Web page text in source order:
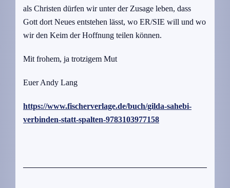
als Christen dürfen wir unter der Zusage leben, dass
Gott dort Neues entstehen lässt, wo ER/SIE will und wo
wir den Keim der Hoffnung teilen können.
Mit frohem, ja trotzigem Mut
Euer Andy Lang
https://www.fischerverlage.de/buch/gilda-sahebi-
verbinden-statt-spalten-9783103977158